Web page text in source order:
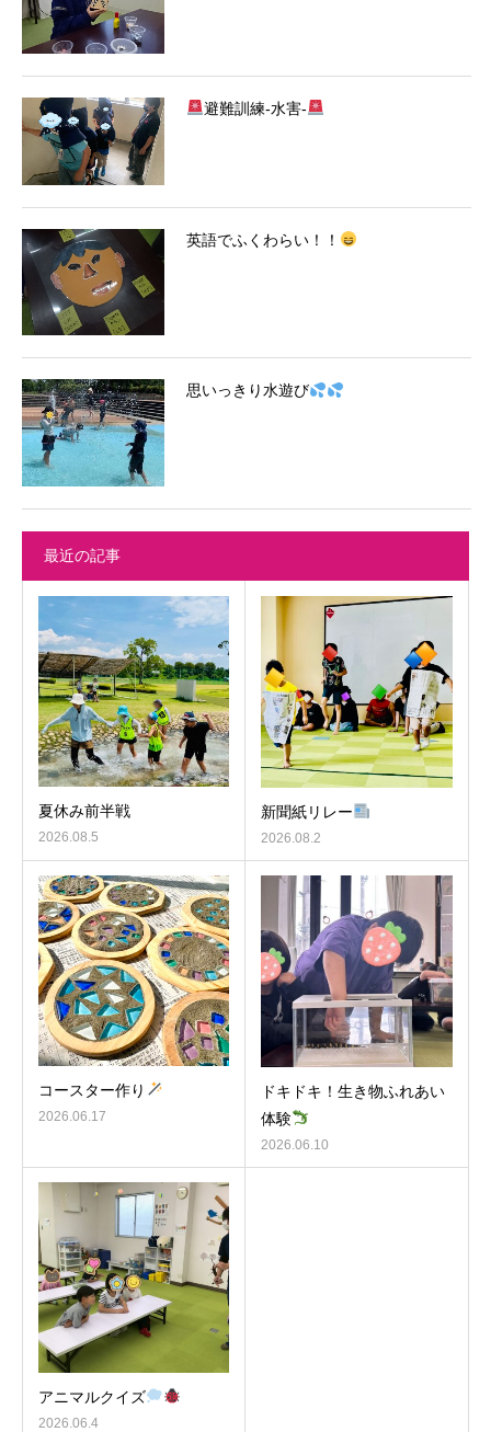
避難訓練-水害-
英語でふくわらい！！
思いっきり水遊び
最近の記事
夏休み前半戦
2026.08.5
新聞紙リレー
2026.08.2
コースター作り
2026.06.17
ドキドキ！生き物ふれあい
体験
2026.06.10
アニマルクイズ
2026.06.4